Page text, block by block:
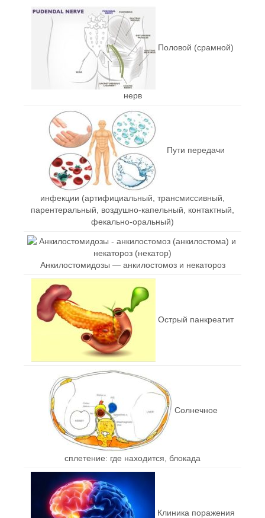
Половой (срамной)
нерв
Пути передачи
инфекции (артифициальный, трансмиссивный,
парентеральный, воздушно-капельный, контактный,
фекально-оральный)
Анкилостомидозы — анкилостомоз и некатороз
Острый панкреатит
Солнечное
сплетение: где находится, блокада
Клиника поражения